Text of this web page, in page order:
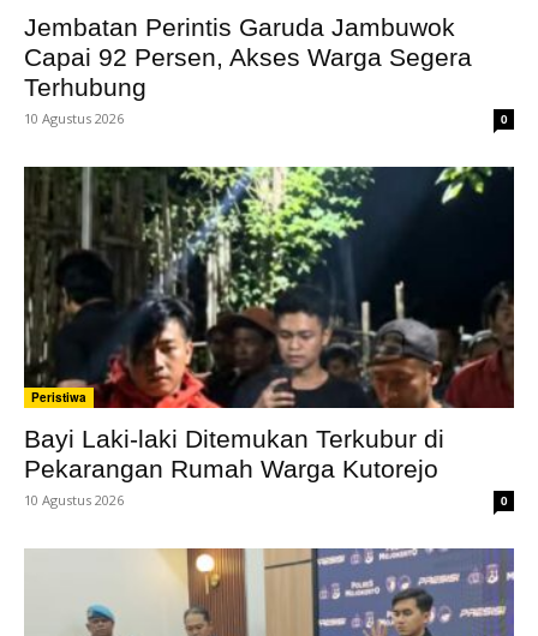
Jembatan Perintis Garuda Jambuwok
Capai 92 Persen, Akses Warga Segera
Terhubung
10 Agustus 2026 0
Peristiwa
Bayi Laki-laki Ditemukan Terkubur di
Pekarangan Rumah Warga Kutorejo
10 Agustus 2026 0